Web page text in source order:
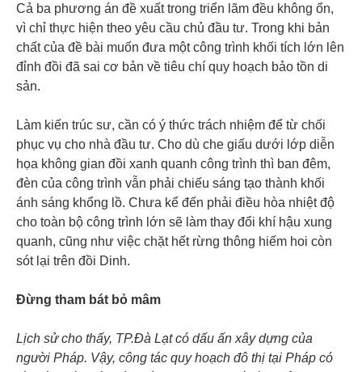
Cả ba phương án đề xuất trong triển lãm đều không ổn,
vì chỉ thực hiện theo yêu cầu chủ đầu tư. Trong khi bản
chất của đề bài muốn đưa một công trình khối tích lớn lên
đỉnh đồi đã sai cơ bản về tiêu chí quy hoạch bảo tồn di
sản.
Làm kiến trúc sư, cần có ý thức trách nhiệm để từ chối
phục vụ cho nhà đầu tư. Cho dù che giấu dưới lớp diễn
họa không gian đồi xanh quanh công trình thì ban đêm,
đèn của công trình vẫn phải chiếu sáng tạo thành khối
ánh sáng khổng lồ. Chưa kể đến phải điều hòa nhiệt độ
cho toàn bộ công trình lớn sẽ làm thay đổi khí hậu xung
quanh, cũng như việc chặt hết rừng thông hiếm hoi còn
sót lại trên đồi Dinh.
Đừng tham bát bỏ mâm
Lịch sử cho thấy, TP.Đà Lạt có dấu ấn xây dựng của
người Pháp. Vậy, công tác quy hoạch đô thị tại Pháp có